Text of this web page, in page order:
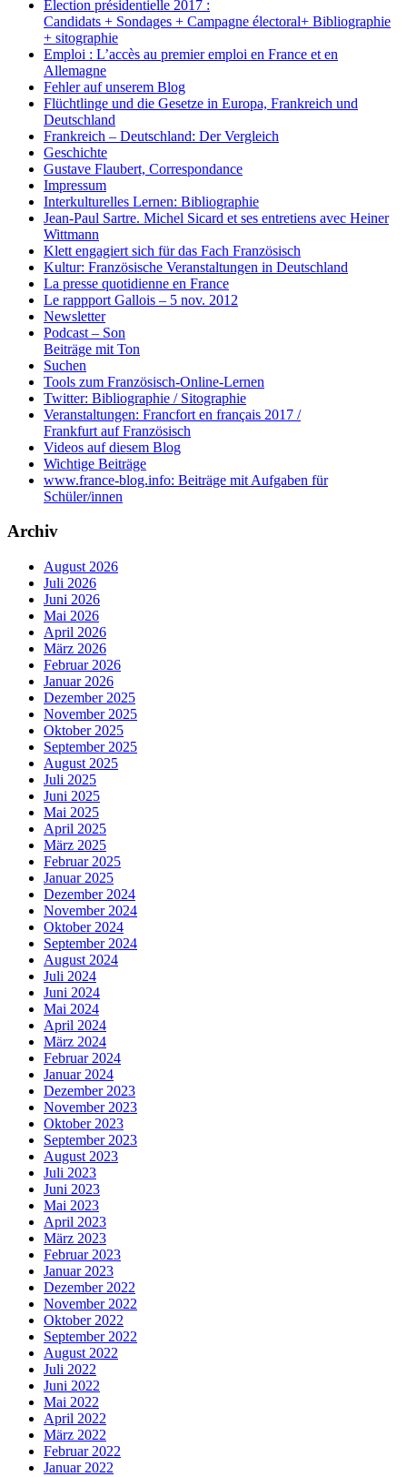
Election présidentielle 2017 :
Candidats + Sondages + Campagne électoral+ Bibliographie
+ sitographie
Emploi : L’accès au premier emploi en France et en
Allemagne
Fehler auf unserem Blog
Flüchtlinge und die Gesetze in Europa, Frankreich und
Deutschland
Frankreich – Deutschland: Der Vergleich
Geschichte
Gustave Flaubert, Correspondance
Impressum
Interkulturelles Lernen: Bibliographie
Jean-Paul Sartre. Michel Sicard et ses entretiens avec Heiner
Wittmann
Klett engagiert sich für das Fach Französisch
Kultur: Französische Veranstaltungen in Deutschland
La presse quotidienne en France
Le rappport Gallois – 5 nov. 2012
Newsletter
Podcast – Son
Beiträge mit Ton
Suchen
Tools zum Französisch-Online-Lernen
Twitter: Bibliographie / Sitographie
Veranstaltungen: Francfort en français 2017 /
Frankfurt auf Französisch
Videos auf diesem Blog
Wichtige Beiträge
www.france-blog.info: Beiträge mit Aufgaben für
Schüler/innen
Archiv
August 2026
Juli 2026
Juni 2026
Mai 2026
April 2026
März 2026
Februar 2026
Januar 2026
Dezember 2025
November 2025
Oktober 2025
September 2025
August 2025
Juli 2025
Juni 2025
Mai 2025
April 2025
März 2025
Februar 2025
Januar 2025
Dezember 2024
November 2024
Oktober 2024
September 2024
August 2024
Juli 2024
Juni 2024
Mai 2024
April 2024
März 2024
Februar 2024
Januar 2024
Dezember 2023
November 2023
Oktober 2023
September 2023
August 2023
Juli 2023
Juni 2023
Mai 2023
April 2023
März 2023
Februar 2023
Januar 2023
Dezember 2022
November 2022
Oktober 2022
September 2022
August 2022
Juli 2022
Juni 2022
Mai 2022
April 2022
März 2022
Februar 2022
Januar 2022